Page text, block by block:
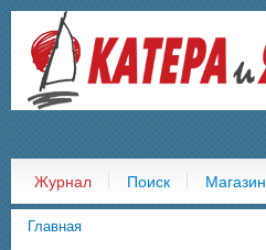
Журнал Поиск Магазин
Главная